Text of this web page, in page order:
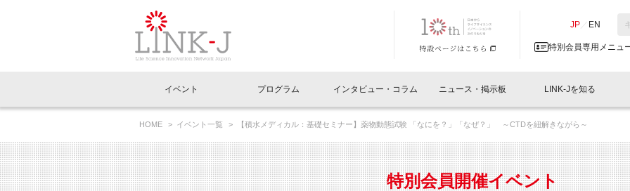
JP EN
特別会員専用メニュ
イベントお知らせメール登録
イベント
イベント一覧
LINK-J主催・共催 特別会員開催
イベントレポート一覧
LINK-J主催・共催
プログラム
Out of Box相談室 What's "UNIKORN"？
インタビュー・コラム
インタビュー・コラム一覧
スペシャルインタビュー ベンチャーインタビュー 会報
ニュース・掲示板
ニュース一覧
トピック プレスリリース
人と情報の交流掲示板一覧
会員プレスリリース
LINK-Jを知る
理事長挨拶 Why in Nihonbashi
国内外連携 サポーター紹介 事業
特別会員一覧 特別会員について 入会
専用メニューはこちら
ラウンジ・会議室 オフィス・ラボ 施設
アクセス
HOME イベント一覧 【積水メディカル：基礎セミナー】薬物動態試験 「なにを？」「なぜ？」 ～CTDを紐解きながら～
特別会員開催イベント